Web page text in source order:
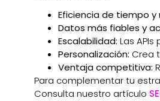
Eficiencia de tiempo y
Datos más fiables y
Escalabilidad: Las
Personalización: Crea
Ventaja competitiva:
Para complementar tu
Consulta nuestro artículo